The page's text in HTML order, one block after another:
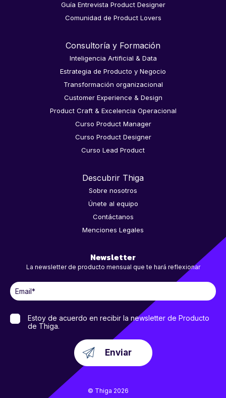
Guía Entrevista Product Designer
Comunidad de Product Lovers
Consultoría y Formación
Inteligencia Artificial & Data
Estrategia de Producto y Negocio
Transformación organizacional
Customer Experience & Design
Product Craft & Excelencia Operacional
Curso Product Manager
Curso Product Designer
Curso Lead Product
Descubrir Thiga
Sobre nosotros
Únete al equipo
Contáctanos
Menciones Legales
Newsletter
La newsletter de producto mensual que te hará reflexionar
Estoy de acuerdo en recibir la newsletter de Producto
de Thiga.
© Thiga 2026